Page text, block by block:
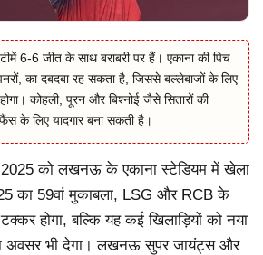
6-6 जीत के साथ बराबरी पर हैं। एकाना की पिच
का दबदबा रह सकता है, जिससे बल्लेबाजों के लिए
होगा। कोहली, पूरन और बिश्नोई जैसे सितारों की
के लिए यादगार बना सकती है।
को लखनऊ के एकाना स्टेडियम में खेला
का 59वां मुकाबला, LSG और RCB के
होगा, बल्कि यह कई खिलाड़ियों को नया
अवसर भी देगा। लखनऊ सुपर जायंट्स और